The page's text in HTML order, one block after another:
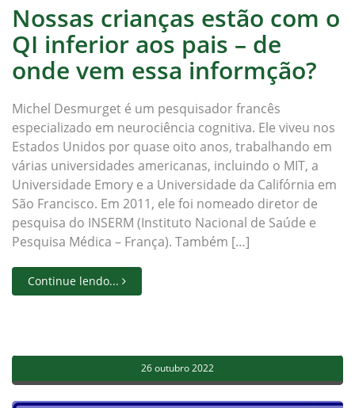
Nossas crianças estão com o
QI inferior aos pais – de
onde vem essa informção?
Michel Desmurget é um pesquisador francês
especializado em neurociência cognitiva. Ele viveu nos
Estados Unidos por quase oito anos, trabalhando em
várias universidades americanas, incluindo o MIT, a
Universidade Emory e a Universidade da Califórnia em
São Francisco. Em 2011, ele foi nomeado diretor de
pesquisa do INSERM (Instituto Nacional de Saúde e
Pesquisa Médica – França). Também […]
Continue lendo...
26 outubro 2022